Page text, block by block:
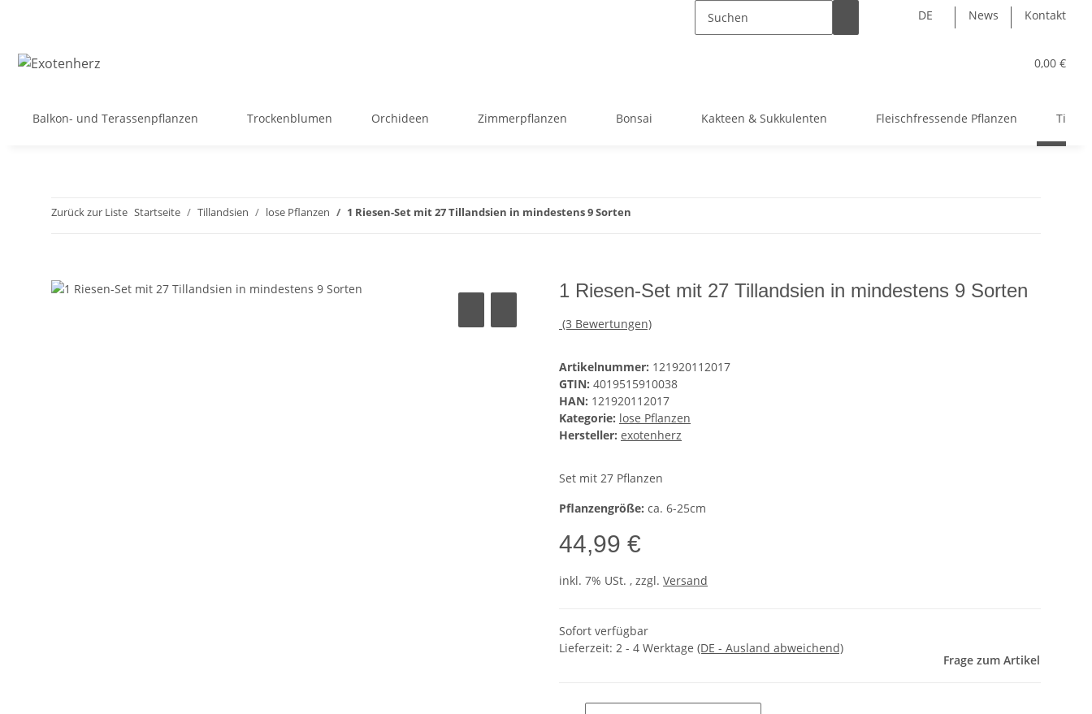
DE News Kontakt
0,00 €
Balkon- und Terassenpflanzen Trockenblumen Orchideen Zimmerpflanzen Bonsai Kakteen & Sukkulenten Fleischfressende Pflanzen
Zurück zur Liste Startseite Tillandsien lose Pflanzen 1 Riesen-Set mit 27 Tillandsien in mindestens 9 Sorten
1 Riesen-Set mit 27 Tillandsien in mindestens 9 Sorten
(3 Bewertungen)
Artikelnummer: 121920112017
GTIN: 4019515910038
HAN: 121920112017
Kategorie: lose Pflanzen
Hersteller: exotenherz
Set mit 27 Pflanzen
Pflanzengröße: ca. 6-25cm
44,99 €
inkl. 7% USt. , zzgl. Versand
Sofort verfügbar
Lieferzeit: 2 - 4 Werktage (DE - Ausland abweichend)
Frage zum Artikel